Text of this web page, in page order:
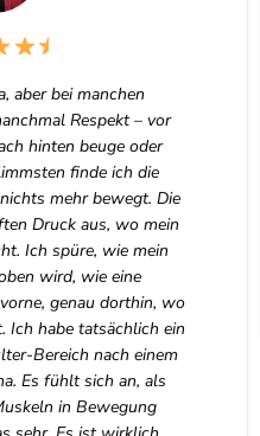
aber bei manchen
Respekt – vor
hinten beuge oder
finde ich die
mehr bewegt. Die
Druck aus, wo mein
Ich spüre, wie mein
wird, wie eine
genau dorthin, wo
Ich habe tatsächlich ein
Bereich nach einem
Es fühlt sich an, als
in Bewegung